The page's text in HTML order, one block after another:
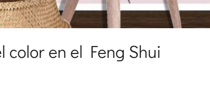
color en el Feng Shui